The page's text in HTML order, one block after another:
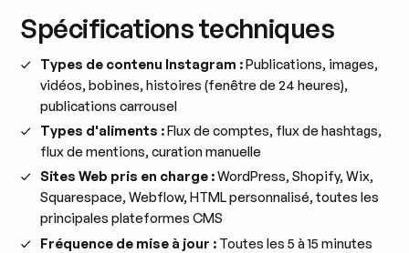
Spécifications techniques
Types de contenu Instagram :Publications, images,
vidéos, bobines, histoires (fenêtre de 24 heures),
publications carrousel
Types d'aliments :Flux de comptes, flux de hashtags,
flux de mentions, curation manuelle
Sites Web pris en charge :WordPress, Shopify, Wix,
Squarespace, Webflow, HTML personnalisé, toutes les
principales plateformes CMS
Fréquence de mise à jour : Toutes les 5 à 15 minutes